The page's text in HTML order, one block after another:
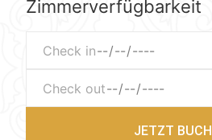
Zimmerverfügbarkeit
JETZT